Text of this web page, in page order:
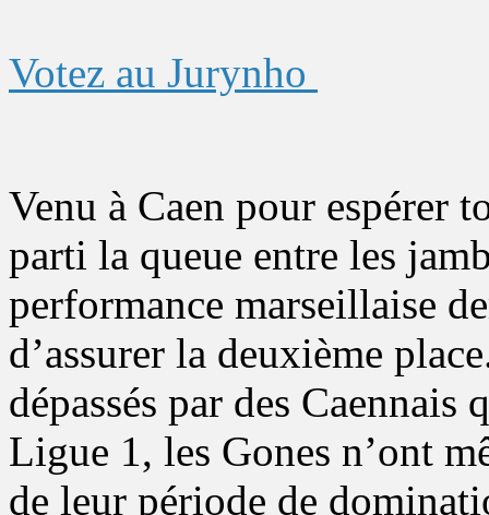
Votez au Jurynho
Venu à Caen pour espérer
parti la queue entre les
performance marseillaise
d’assurer la deuxième
dépassés par des
Ligue 1, les Gones n’ont
de leur période de